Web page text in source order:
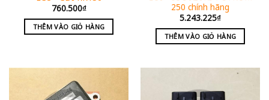
760.500₫
THÊM VÀO GIỎ HÀNG
250 chính hãng
5.243.225₫
THÊM VÀO GIỎ HÀNG